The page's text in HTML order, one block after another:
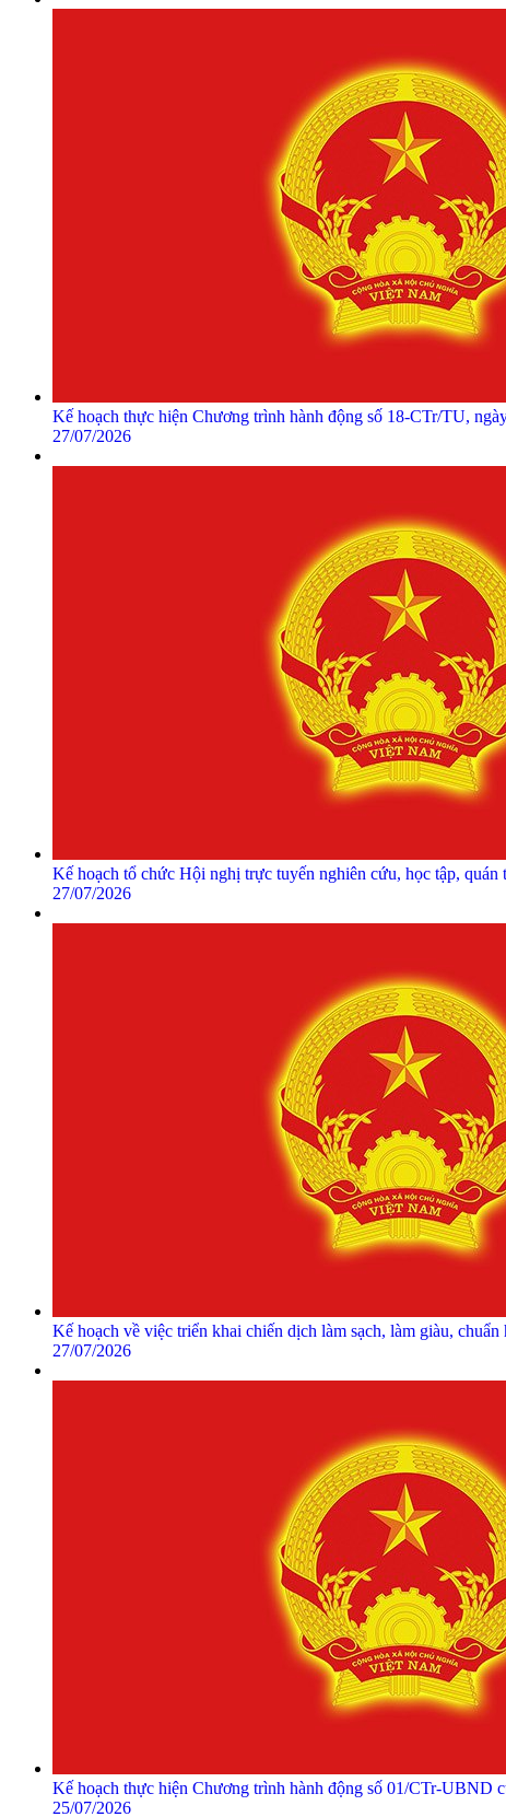
Kế hoạch thực hiện Chương trình hành động số 18-CTr/TU,
27/07/2026
Kế hoạch tổ chức Hội nghị trực tuyến nghiên cứu, học tập,
27/07/2026
Kế hoạch về việc triển khai chiến dịch làm sạch, làm giàu,
27/07/2026
Kế hoạch thực hiện Chương trình hành động số 01/CTr-
25/07/2026